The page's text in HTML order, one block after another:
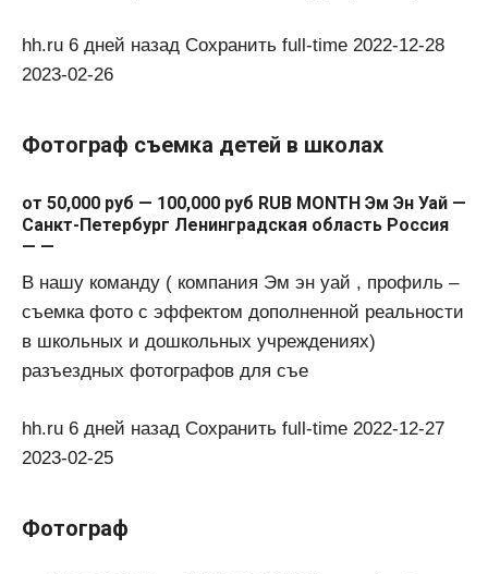
hh.ru 6 дней назад Сохранить full-time 2022-12-28
2023-02-26
Фотограф съемка детей в школах
от 50,000 руб — 100,000 руб RUB MONTH Эм Эн Уай —
Санкт-Петербург Ленинградская область Россия
— —
В нашу команду ( компания Эм эн уай , профиль –
съемка фото с эффектом дополненной реальности
в школьных и дошкольных учреждениях)
разъездных фотографов для съе
hh.ru 6 дней назад Сохранить full-time 2022-12-27
2023-02-25
Фотограф